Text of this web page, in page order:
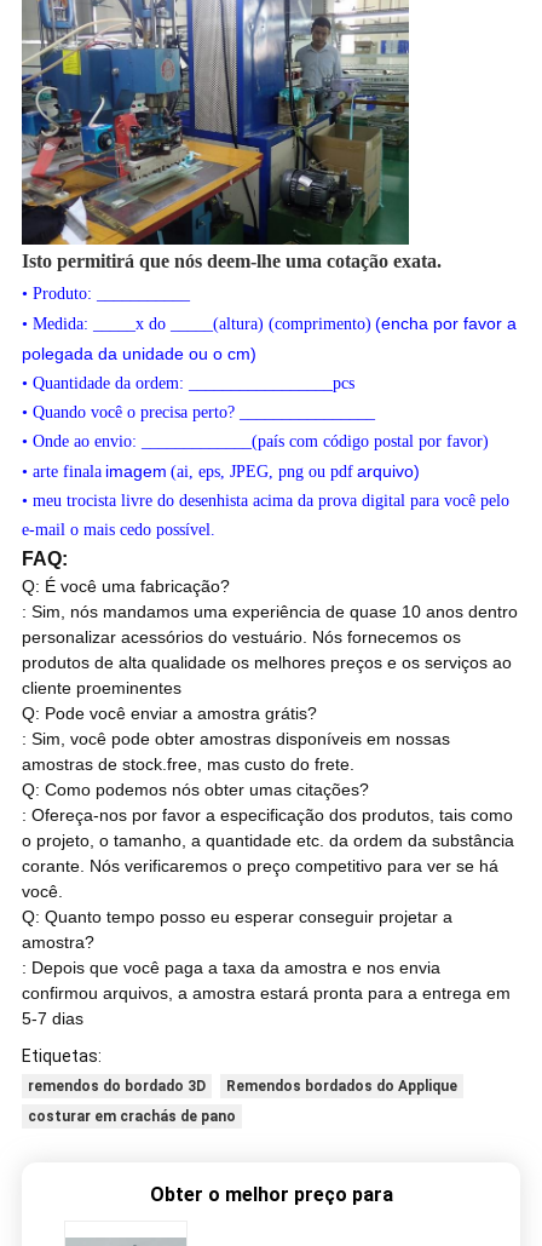
Isto permitirá que nós deem-lhe uma cotação exata.
• Produto: ___________
• Medida: _____x do _____(altura) (comprimento) (encha por favor a
polegada da unidade ou o cm)
• Quantidade da ordem: _________________pcs
• Quando você o precisa perto? ________________
• Onde ao envio: _____________(país com código postal por favor)
• arte finala imagem (ai, eps, JPEG, png ou pdf arquivo)
• meu trocista livre do desenhista acima da prova digital para você pelo
e-mail o mais cedo possível.
FAQ:
Q: É você uma fabricação?
: Sim, nós mandamos uma experiência de quase 10 anos dentro
personalizar acessórios do vestuário. Nós fornecemos os
produtos de alta qualidade os melhores preços e os serviços ao
cliente proeminentes
Q: Pode você enviar a amostra grátis?
: Sim, você pode obter amostras disponíveis em nossas
amostras de stock.free, mas custo do frete.
Q: Como podemos nós obter umas citações?
: Ofereça-nos por favor a especificação dos produtos, tais como
o projeto, o tamanho, a quantidade etc. da ordem da substância
corante. Nós verificaremos o preço competitivo para ver se há
você.
Q: Quanto tempo posso eu esperar conseguir projetar a
amostra?
: Depois que você paga a taxa da amostra e nos envia
confirmou arquivos, a amostra estará pronta para a entrega em
5-7 dias
Etiquetas:
remendos do bordado 3D
Remendos bordados do Applique
costurar em crachás de pano
Obter o melhor preço para